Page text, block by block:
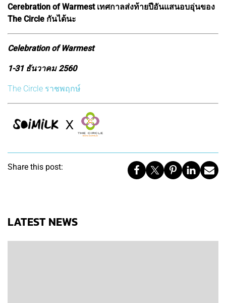
Cerebration of Warmest เทศกาลส่งท้ายปีอันแสนอบอุ่นของ
The Circle กันได้นะ
Celebration of Warmest
1-31 ธันวาคม 2560
The Circle ราชพฤกษ์
Share this post:
LATEST NEWS